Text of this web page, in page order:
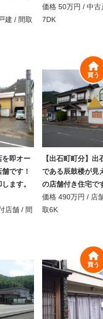
建 / 間取
価格 50万円 / 中古
7DK
を即オー
です！
ます。
店舗 / 間
【出石町町分】
である辰鼓楼が見
の店舗付き住宅で
価格 490万円 / 店
取6K
買う
買う